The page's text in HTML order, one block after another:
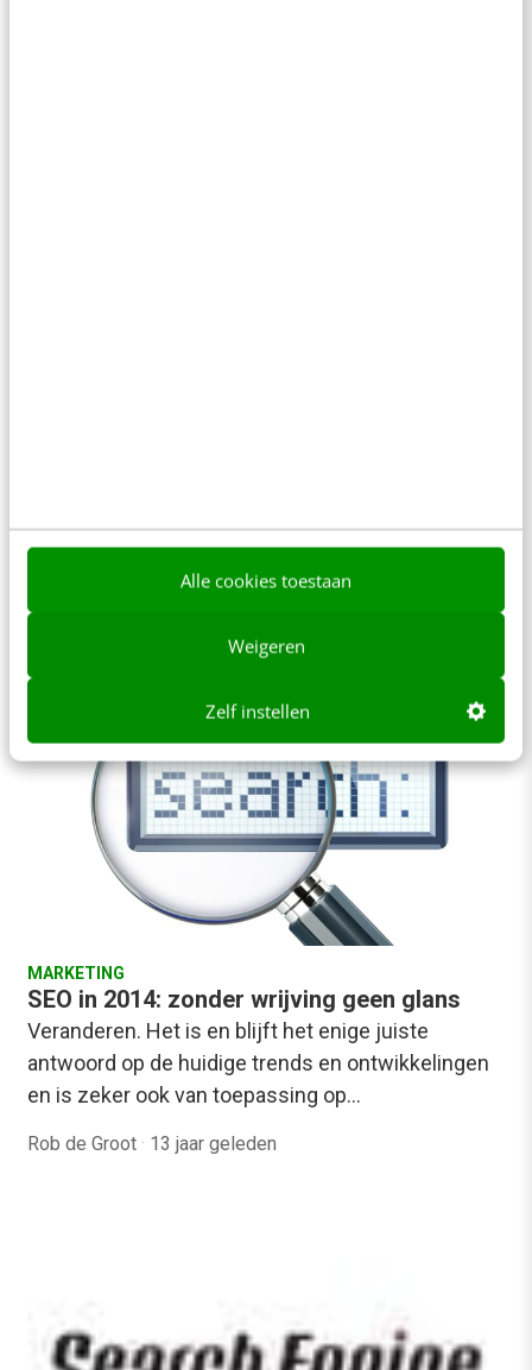
Alle cookies toestaan
Weigeren
Zelf instellen
in Google is voor veel sites en ondernemingen,
zeker in Nederland, van…
MARKETING
SEO in 2014: zonder wrijving geen glans
Veranderen. Het is en blijft het enige juiste
antwoord op de huidige trends en ontwikkelingen
en is zeker ook van toepassing op…
Rob de Groot · 13 jaar geleden